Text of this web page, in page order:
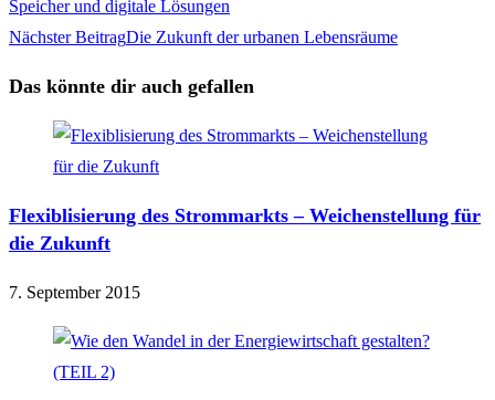
Speicher und digitale Lösungen
Nächster BeitragDie Zukunft der urbanen Lebensräume
Das könnte dir auch gefallen
Flexiblisierung des Strommarkts – Weichenstellung für
die Zukunft
7. September 2015